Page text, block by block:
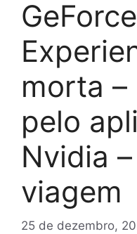
GeForce
morta
pelo
Nvidia
viagem
25 de dezembro,